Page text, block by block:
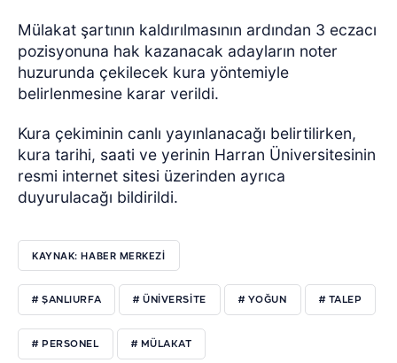
Mülakat şartının kaldırılmasının ardından 3 eczacı
pozisyonuna hak kazanacak adayların noter
huzurunda çekilecek kura yöntemiyle
belirlenmesine karar verildi.
Kura çekiminin canlı yayınlanacağı belirtilirken,
kura tarihi, saati ve yerinin Harran Üniversitesinin
resmi internet sitesi üzerinden ayrıca
duyurulacağı bildirildi.
KAYNAK: HABER MERKEZİ
# ŞANLIURFA # ÜNİVERSİTE # YOĞUN # TALEP
# PERSONEL # MÜLAKAT